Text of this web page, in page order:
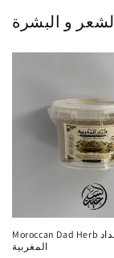
و البشرة
Moroccan Dad Herb عشبة الداد
المغربية